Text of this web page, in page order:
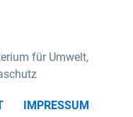
für Umwelt,
IMPRESSUM